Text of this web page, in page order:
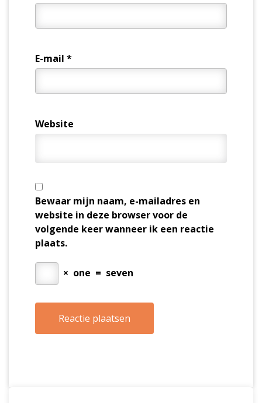
E-mail *
Website
Bewaar mijn naam, e-mailadres en
website in deze browser voor de
volgende keer wanneer ik een reactie
plaats.
× one = seven